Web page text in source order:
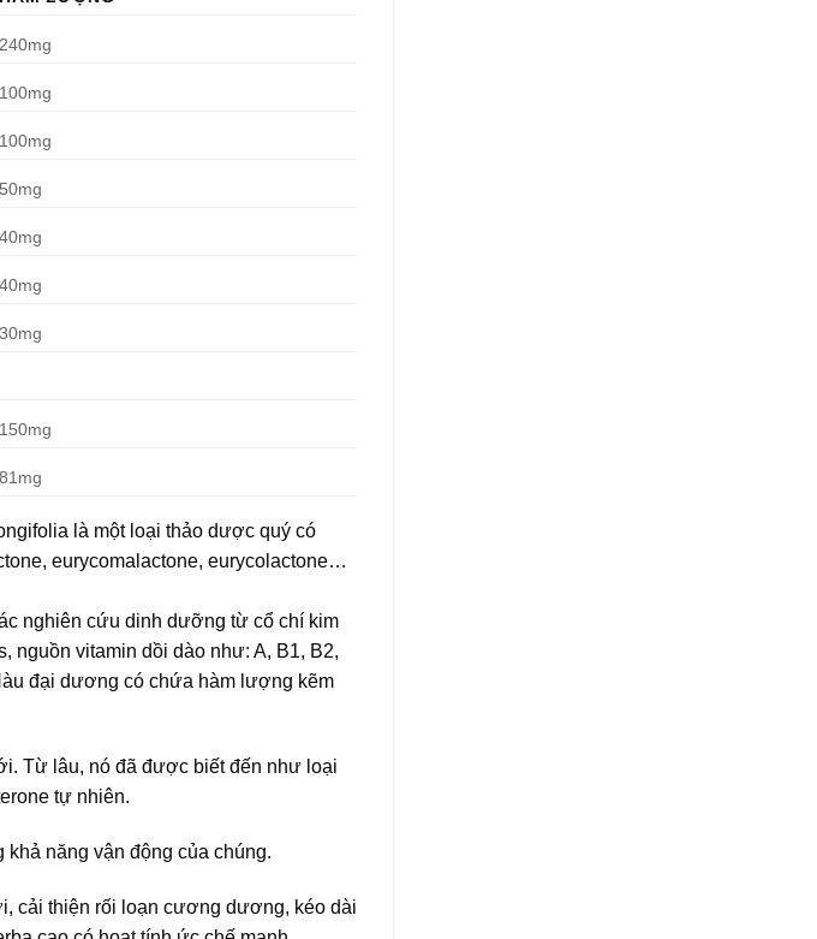
240mg
100mg
100mg
50mg
40mg
40mg
30mg
150mg
81mg
là một loại thảo dược quý có
eurycomalactone, eurycolactone…
nghiên cứu dinh dưỡng từ cổ chí kim
nguồn vitamin dồi dào như: A, B1, B2,
đại dương có chứa hàm lượng kẽm
Từ lâu, nó đã được biết đến như loại
tự nhiên.
năng vận động của chúng.
cải thiện rối loạn cương dương, kéo dài